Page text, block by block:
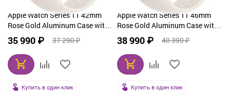
Apple Watch Series 11 42mm
Rose Gold Aluminum Case with
Sport Starlight
35 990 ₽ 37 290 ₽
Купить в один клик
Apple Watch Series 11 46mm
Rose Gold Aluminum Case with
Sport Starlight
38 990 ₽ 40 390 ₽
Купить в один клик